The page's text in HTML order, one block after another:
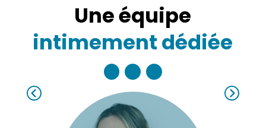
Une équipe
intimement dédiée